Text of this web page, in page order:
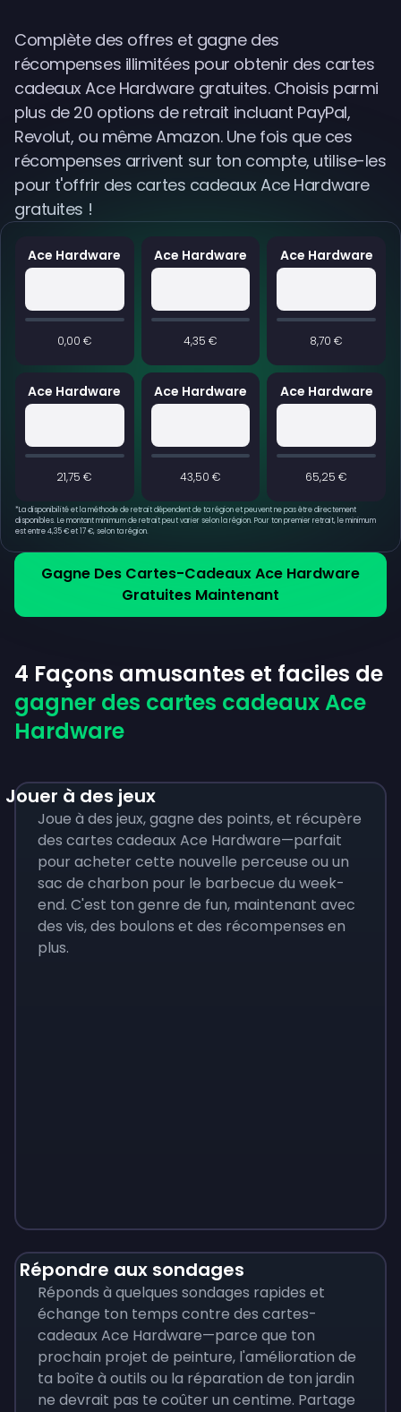
Gagne Des Cartes-Cadeaux Ace Hardware
Gratuites Maintenant
Ace Hardware
0,00 €
Ace Hardware
4,35 €
Ace Hardware
8,70 €
Ace Hardware
21,75 €
Ace Hardware
43,50 €
Ace Hardware
65,25 €
*La disponibilité et la méthode de retrait dépendent de ta région et peuvent ne pas être directement
disponibles. Le montant minimum de retrait peut varier selon la région. Pour ton premier retrait, le minimum
est entre 4,35 € et 17 €, selon ta région.
Complète des offres et gagne des
récompenses illimitées pour obtenir des cartes
cadeaux Ace Hardware gratuites. Choisis parmi
plus de 20 options de retrait incluant PayPal,
Revolut, ou même Amazon. Une fois que ces
récompenses arrivent sur ton compte, utilise-les
pour t'offrir des cartes cadeaux Ace Hardware
gratuites !
4 Façons amusantes et faciles de
gagner des cartes cadeaux Ace
Hardware
Jouer à des jeux
Joue à des jeux, gagne des points, et récupère
des cartes cadeaux Ace Hardware—parfait
pour acheter cette nouvelle perceuse ou un
sac de charbon pour le barbecue du week-
end. C'est ton genre de fun, maintenant avec
des vis, des boulons et des récompenses en
plus.
Répondre aux sondages
Réponds à quelques sondages rapides et
échange ton temps contre des cartes-
cadeaux Ace Hardware—parce que ton
prochain projet de peinture, l'amélioration de
ta boîte à outils ou la réparation de ton jardin
ne devrait pas te coûter un centime. Partage